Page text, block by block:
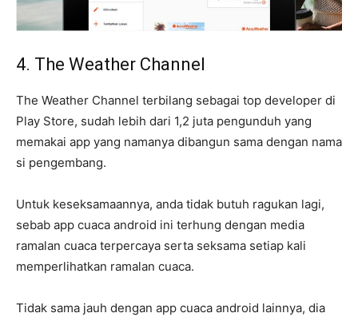
4. The Weather Channel
The Weather Channel terbilang sebagai top developer di
Play Store, sudah lebih dari 1,2 juta pengunduh yang
memakai app yang namanya dibangun sama dengan nama
si pengembang.
Untuk keseksamaannya, anda tidak butuh ragukan lagi,
sebab app cuaca android ini terhung dengan media
ramalan cuaca terpercaya serta seksama setiap kali
memperlihatkan ramalan cuaca.
Tidak sama jauh dengan app cuaca android lainnya, dia